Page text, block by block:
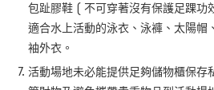
包趾膠鞋 ( 不可穿著沒有保護足踝功
適合水上活動的泳衣、泳褲、太陽帽
袖外衣。
活動場地未必能提供足夠儲物櫃保存